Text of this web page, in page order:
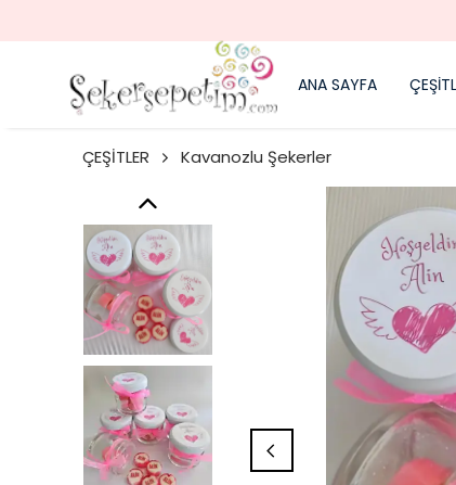
ANA SAYFA
ÇEŞİTLER Kavanozlu Şekerler